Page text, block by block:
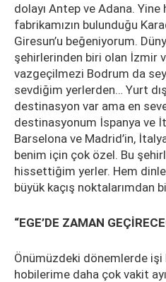
dolayı Antep ve Adana.
fabrikamızın bulunduğu
Giresun’u beğeniyorum.
şehirlerinden biri olan İzmir
vazgeçilmezi Bodrum da
sevdiğim yerlerden… Yurt
destinasyon var ama en
destinasyonum İspanya ve
Barselona ve Madrid’in,
benim için çok özel. Bu
hissettiğim yerler. Hem
büyük kaçış noktalarımdan
“EGE’DE ZAMAN
Önümüzdeki dönemlerde işi
hobilerime daha çok vakit